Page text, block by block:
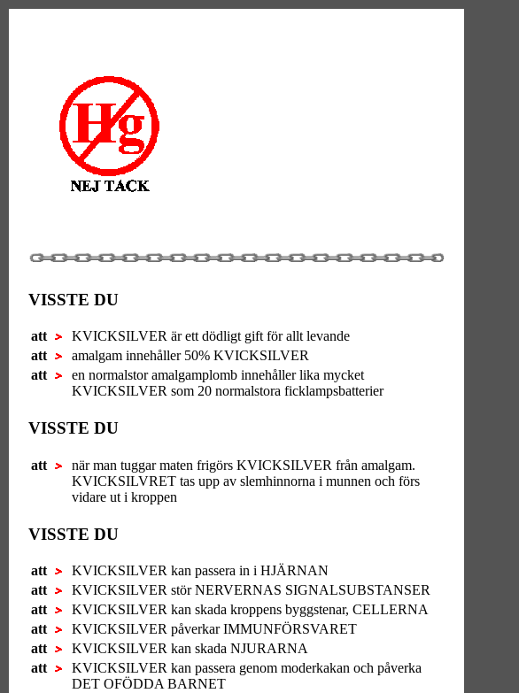
VISSTE DU
att
KVICKSILVER är ett dödligt gift för allt levande
att
amalgam innehåller 50% KVICKSILVER
att
en normalstor amalgamplomb innehåller lika mycket
KVICKSILVER som 20 normalstora ficklampsbatterier
VISSTE DU
att
när man tuggar maten frigörs KVICKSILVER från amalgam.
KVICKSILVRET tas upp av slemhinnorna i munnen och förs
vidare ut i kroppen
VISSTE DU
att
KVICKSILVER kan passera in i HJÄRNAN
att
KVICKSILVER stör NERVERNAS SIGNALSUBSTANSER
att
KVICKSILVER kan skada kroppens byggstenar, CELLERNA
att
KVICKSILVER påverkar IMMUNFÖRSVARET
att
KVICKSILVER kan skada NJURARNA
att
KVICKSILVER kan passera genom moderkakan och påverka
DET OFÖDDA BARNET